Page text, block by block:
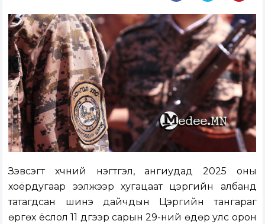
Зэвсэгт хүчний нэгтгэл, ангиудад 2025 оны
хоёрдугаар ээлжээр хугацаат цэргийн албанд
татагдсан шинэ дайчдын Цэргийн тангараг
өргөх ёслол 11 дүгээр сарын 29-ний өдөр улс орон